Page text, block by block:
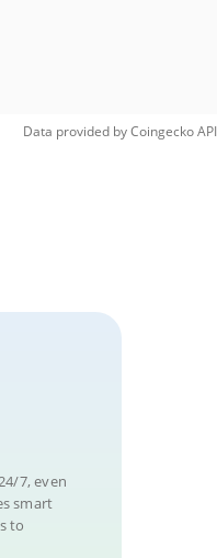
Data provided byCoingeckoAPI
7, even
smart
to